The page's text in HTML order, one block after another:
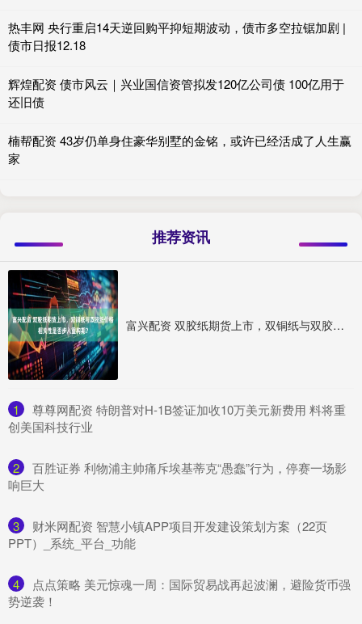
热丰网 央行重启14天逆回购平抑短期波动，债市多空拉锯加剧 |
债市日报12.18
辉煌配资 债市风云｜兴业国信资管拟发120亿公司债 100亿用于
还旧债
楠帮配资 43岁仍单身住豪华别墅的金铭，或许已经活成了人生赢
家
推荐资讯
富兴配资 双胶纸期货上市，双铜纸与双胶纸价格相关性是否步入重构期？
1
​尊尊网配资 特朗普对H-1B签证加收10万美元新费用 料将重
创美国科技行业
2
​百胜证券 利物浦主帅痛斥埃基蒂克“愚蠢”行为，停赛一场影
响巨大
3
​财米网配资 智慧小镇APP项目开发建设策划方案（22页
PPT）_系统_平台_功能
4
​点点策略 美元惊魂一周：国际贸易战再起波澜，避险货币强
势逆袭！